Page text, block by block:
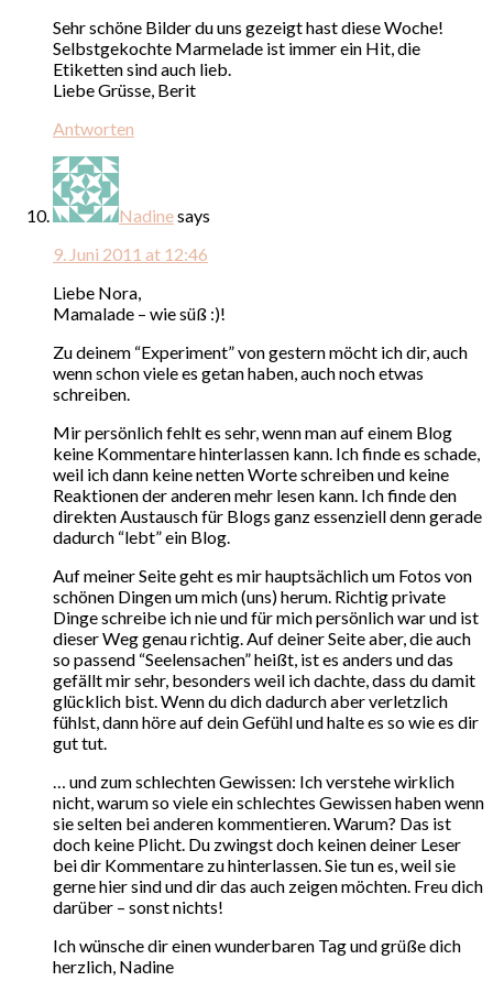
Sehr schöne Bilder du uns gezeigt hast diese Woche!
Selbstgekochte Marmelade ist immer ein Hit, die
Etiketten sind auch lieb.
Liebe Grüsse, Berit
Antworten
Nadinesays
9. Juni 2011 at 12:46
Liebe Nora,
Mamalade – wie süß :)!
Zu deinem “Experiment” von gestern möcht ich dir, auch
wenn schon viele es getan haben, auch noch etwas
schreiben.
Mir persönlich fehlt es sehr, wenn man auf einem Blog
keine Kommentare hinterlassen kann. Ich finde es schade,
weil ich dann keine netten Worte schreiben und keine
Reaktionen der anderen mehr lesen kann. Ich finde den
direkten Austausch für Blogs ganz essenziell denn gerade
dadurch “lebt” ein Blog.
Auf meiner Seite geht es mir hauptsächlich um Fotos von
schönen Dingen um mich (uns) herum. Richtig private
Dinge schreibe ich nie und für mich persönlich war und ist
dieser Weg genau richtig. Auf deiner Seite aber, die auch
so passend “Seelensachen” heißt, ist es anders und das
gefällt mir sehr, besonders weil ich dachte, dass du damit
glücklich bist. Wenn du dich dadurch aber verletzlich
fühlst, dann höre auf dein Gefühl und halte es so wie es dir
gut tut.
… und zum schlechten Gewissen: Ich verstehe wirklich
nicht, warum so viele ein schlechtes Gewissen haben wenn
sie selten bei anderen kommentieren. Warum? Das ist
doch keine Plicht. Du zwingst doch keinen deiner Leser
bei dir Kommentare zu hinterlassen. Sie tun es, weil sie
gerne hier sind und dir das auch zeigen möchten. Freu dich
darüber – sonst nichts!
Ich wünsche dir einen wunderbaren Tag und grüße dich
herzlich, Nadine